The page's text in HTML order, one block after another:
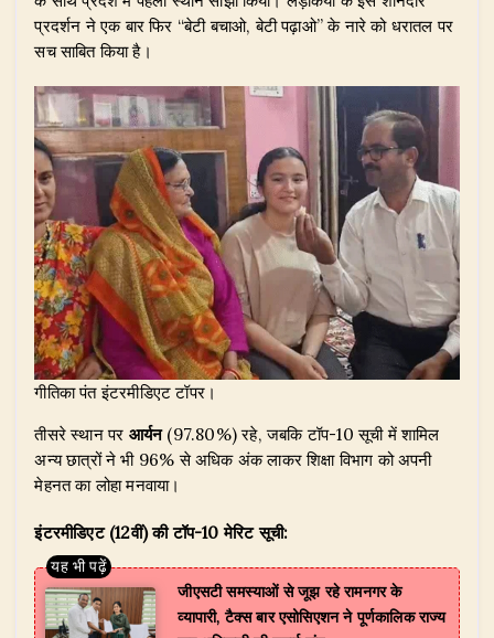
प्रदर्शन ने एक बार फिर “बेटी बचाओ, बेटी पढ़ाओ” के नारे को धरातल पर
सच साबित किया है।
गीतिका पंत इंटरमीडिएट टॉपर।
​तीसरे स्थान पर आर्यन(97.80%) रहे, जबकि टॉप-10 सूची में शामिल
अन्य छात्रों ने भी 96% से अधिक अंक लाकर शिक्षा विभाग को अपनी
मेहनत का लोहा मनवाया।
इंटरमीडिएट (12वीं) की टॉप-10 मेरिट सूची:
जीएसटी समस्याओं से जूझ रहे रामनगर के
व्यापारी, टैक्स बार एसोसिएशन ने पूर्णकालिक राज्य